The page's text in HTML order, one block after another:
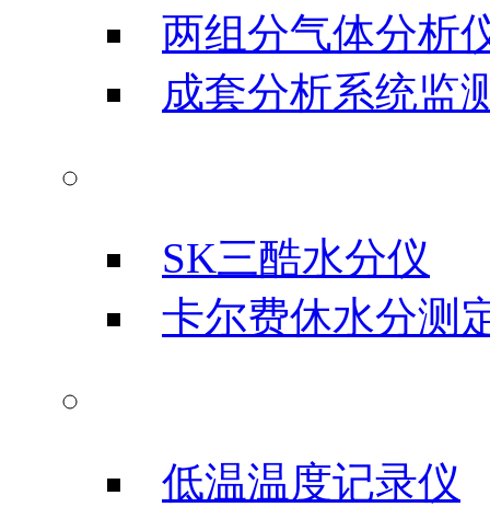
两组分气体分析
成套分析系统监
SK三酷水分仪
卡尔费休水分测
低温温度记录仪